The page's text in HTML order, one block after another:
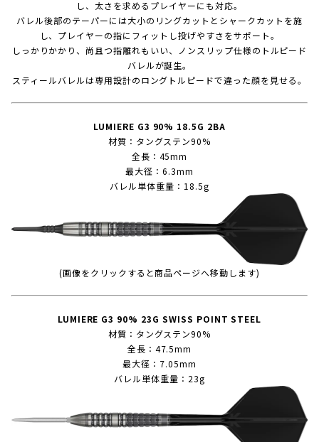
し、太さを求めるプレイヤーにも対応。
バレル後部のテーパーには大小のリングカットとシャークカットを施
し、プレイヤーの指にフィットし投げやすさをサポート。
しっかりかかり、尚且つ指離れもいい、ノンスリップ仕様のトルピード
バレルが誕生。
スティールバレルは専用設計のロングトルピードで違った顔を見せる。
LUMIERE G3 90% 18.5G 2BA
材質：タングステン90%
全長：45mm
最大径：6.3mm
バレル単体重量：18.5g
(画像をクリックすると商品ページへ移動します)
LUMIERE G3 90% 23G SWISS POINT STEEL
材質：タングステン90%
全長：47.5mm
最大径：7.05mm
バレル単体重量：23g